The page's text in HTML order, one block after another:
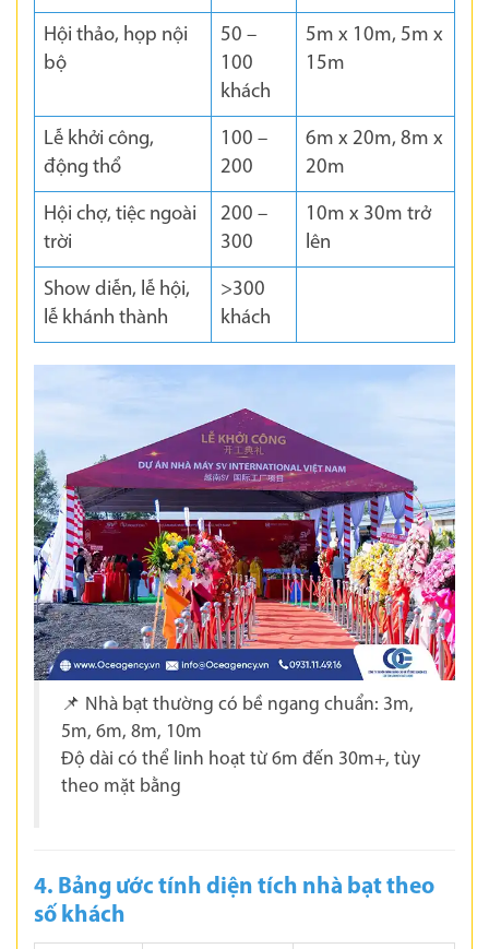
Hội thảo, họp nội
bộ
50 –
100
khách
5m x 10m, 5m x
15m
Lễ khởi công,
động thổ
100 –
200
6m x 20m, 8m x
20m
Hội chợ, tiệc ngoài
trời
200 –
300
10m x 30m trở
lên
Show diễn, lễ hội,
lễ khánh thành
>300
khách
📌 Nhà bạt thường có bề ngang chuẩn: 3m,
5m, 6m, 8m, 10m
Độ dài có thể linh hoạt từ 6m đến 30m+, tùy
theo mặt bằng
4. Bảng ước tính diện tích nhà bạt theo
số khách